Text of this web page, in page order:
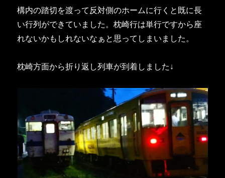
構内の踏切を渡って反対側のホームに行くと既に長
い行列ができていました。枕崎行は単行ですから座
れないかもしれないなぁと思ってしまいました。
枕崎方面から折り返し列車が到着しました↓